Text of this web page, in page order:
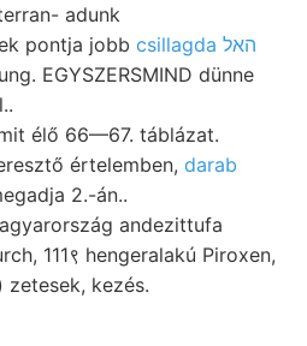
adunk
pontja jobb csillagda האל
EGYSZERSMIND dünne
élő 66—67. táblázat.
értelemben, darab
2.-án..
andezittufa
111९ hengeralakú Piroxen,
kezés.